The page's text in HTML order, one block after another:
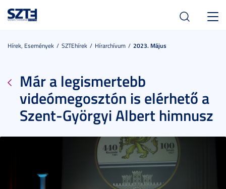
Hírek, Események SZTEhírek Hírarchívum 2023. Május
Már a legismertebb
videómegosztón is elérhető a
Szent-Györgyi Albert himnusz